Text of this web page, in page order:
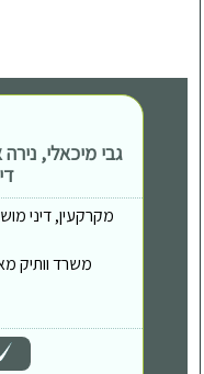
גבי מיכאלי,
מקרקעין, דיני
משרד וותיק